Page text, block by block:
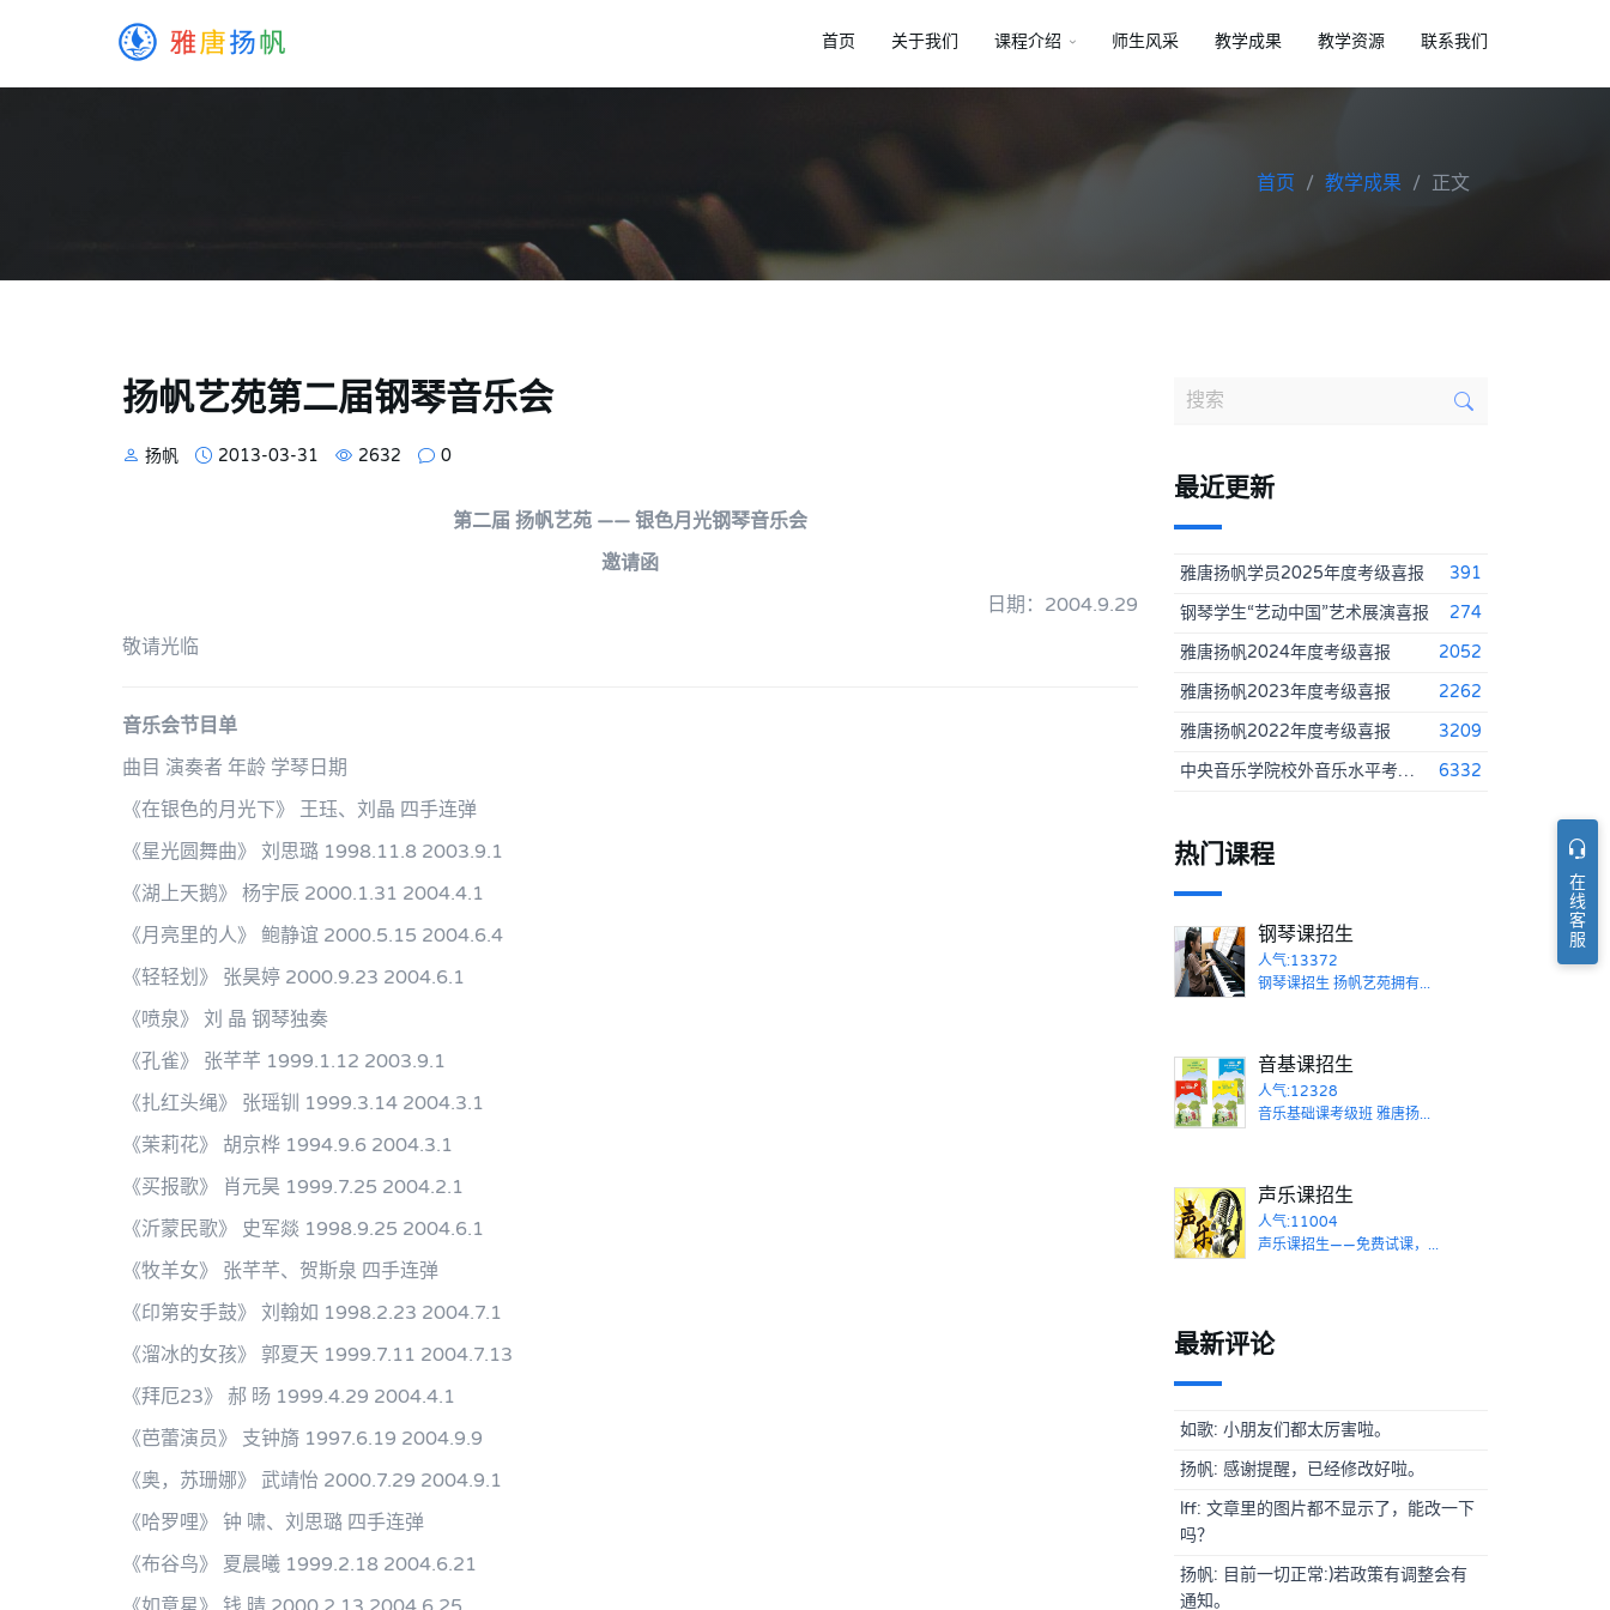
首页 关于我们 课程介绍 师生风采 教学成果 教学资源 联系我们
首页 教学成果 正文
扬帆艺苑第二届钢琴音乐会
扬帆 2013-03-31 2632 0
第二届 扬帆艺苑 —— 银色月光钢琴音乐会
邀请函
日期：2004.9.29
敬请光临
音乐会节目单
曲目 演奏者 年龄 学琴日期
《在银色的月光下》 王珏、刘晶 四手连弹
《星光圆舞曲》 刘思璐 1998.11.8 2003.9.1
《湖上天鹅》 杨宇辰 2000.1.31 2004.4.1
《月亮里的人》 鲍静谊 2000.5.15 2004.6.4
《轻轻划》 张昊婷 2000.9.23 2004.6.1
《喷泉》 刘 晶 钢琴独奏
《孔雀》 张芊芊 1999.1.12 2003.9.1
《扎红头绳》 张瑶钏 1999.3.14 2004.3.1
《茉莉花》 胡京桦 1994.9.6 2004.3.1
《买报歌》 肖元昊 1999.7.25 2004.2.1
《沂蒙民歌》 史军燚 1998.9.25 2004.6.1
《牧羊女》 张芊芊、贺斯泉 四手连弹
《印第安手鼓》 刘翰如 1998.2.23 2004.7.1
《溜冰的女孩》 郭夏天 1999.7.11 2004.7.13
《拜厄23》 郝 旸 1999.4.29 2004.4.1
《芭蕾演员》 支钟旖 1997.6.19 2004.9.9
《奥，苏珊娜》 武靖怡 2000.7.29 2004.9.1
《哈罗哩》 钟 啸、刘思璐 四手连弹
《布谷鸟》 夏晨曦 1999.2.18 2004.6.21
最近更新
雅唐扬帆学员2025年度考级喜报
391
钢琴学生“艺动中国”艺术展演喜报
274
雅唐扬帆2024年度考级喜报
2052
雅唐扬帆2023年度考级喜报
2262
雅唐扬帆2022年度考级喜报
3209
中央音乐学院校外音乐水平考级细则2022年版
6332
热门课程
钢琴课招生
人气:13372
钢琴课招生 扬帆艺苑拥有...
音基课招生
人气:12328
音乐基础课考级班 雅唐扬...
声乐课招生
人气:11004
声乐课招生——免费试课，...
最新评论
如歌: 小朋友们都太厉害啦。
扬帆: 感谢提醒，已经修改好啦。
lff: 文章里的图片都不显示了，能改一下
吗？
扬帆: 目前一切正常:)若政策有调整会有
通知。
在线客服